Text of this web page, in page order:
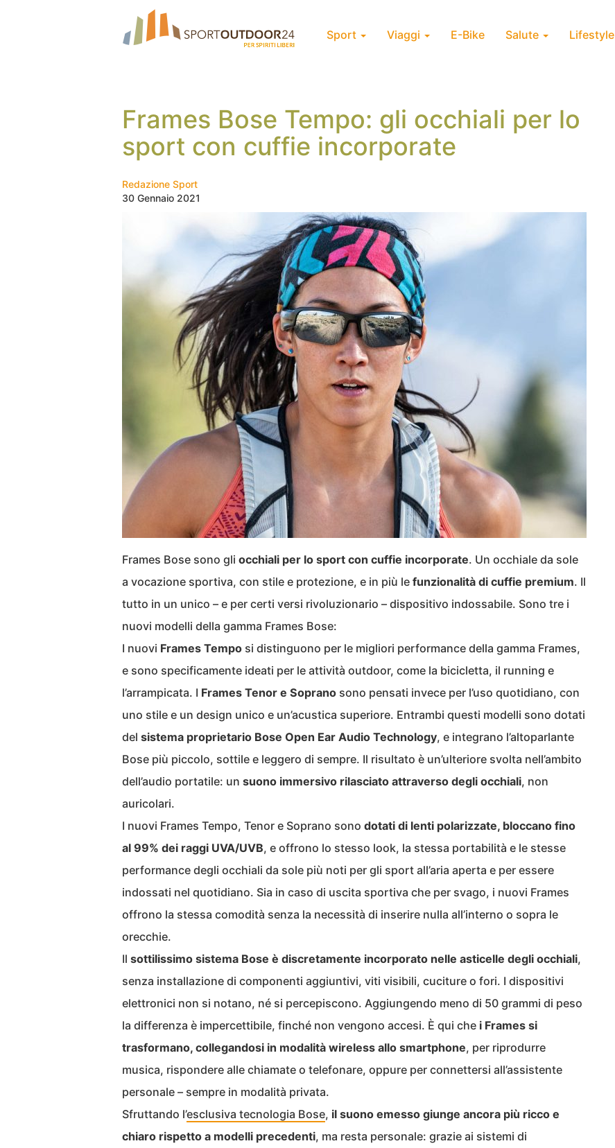
Sport Viaggi E-Bike Salute Lifestyle
Frames Bose Tempo: gli occhiali per lo
sport con cuffie incorporate
Redazione Sport
30 Gennaio 2021
Frames Bose sono gli occhiali per lo sport con cuffie incorporate. Un occhiale da sole
a vocazione sportiva, con stile e protezione, e in più le funzionalità di cuffie premium. Il
tutto in un unico – e per certi versi rivoluzionario – dispositivo indossabile. Sono tre i
nuovi modelli della gamma Frames Bose:
I nuovi Frames Tempo si distinguono per le migliori performance della gamma Frames,
e sono specificamente ideati per le attività outdoor, come la bicicletta, il running e
l’arrampicata. I Frames Tenor e Soprano sono pensati invece per l’uso quotidiano, con
uno stile e un design unico e un’acustica superiore. Entrambi questi modelli sono dotati
del sistema proprietario Bose Open Ear Audio Technology, e integrano l’altoparlante
Bose più piccolo, sottile e leggero di sempre. Il risultato è un’ulteriore svolta nell’ambito
dell’audio portatile: un suono immersivo rilasciato attraverso degli occhiali, non
auricolari.
I nuovi Frames Tempo, Tenor e Soprano sono dotati di lenti polarizzate, bloccano fino
al 99% dei raggi UVA/UVB, e offrono lo stesso look, la stessa portabilità e le stesse
performance degli occhiali da sole più noti per gli sport all’aria aperta e per essere
indossati nel quotidiano. Sia in caso di uscita sportiva che per svago, i nuovi Frames
offrono la stessa comodità senza la necessità di inserire nulla all’interno o sopra le
orecchie.
Il sottilissimo sistema Bose è discretamente incorporato nelle asticelle degli occhiali,
senza installazione di componenti aggiuntivi, viti visibili, cuciture o fori. I dispositivi
elettronici non si notano, né si percepiscono. Aggiungendo meno di 50 grammi di peso
la differenza è impercettibile, finché non vengono accesi. È qui che i Frames si
trasformano, collegandosi in modalità wireless allo smartphone, per riprodurre
musica, rispondere alle chiamate o telefonare, oppure per connettersi all’assistente
personale – sempre in modalità privata.
Sfruttando l’esclusiva tecnologia Bose, il suono emesso giunge ancora più ricco e
chiaro rispetto a modelli precedenti, ma resta personale: grazie ai sistemi di